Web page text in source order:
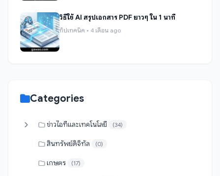
วิธีใช้ AI สรุปเอกสาร PDF ยาวๆ ใน 1 นาที
ทิปเทคนิค • 4 เดือน ago
Categories
ข่าวไอทีและเทคโนโลยี (34)
สินทรัพย์ดิจิทัล (0)
เกษตร (17)